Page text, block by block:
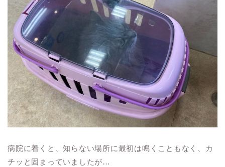
病院に着くと、知らない場所に最初は鳴くこともなく、カ
チッと固まっていましたが…